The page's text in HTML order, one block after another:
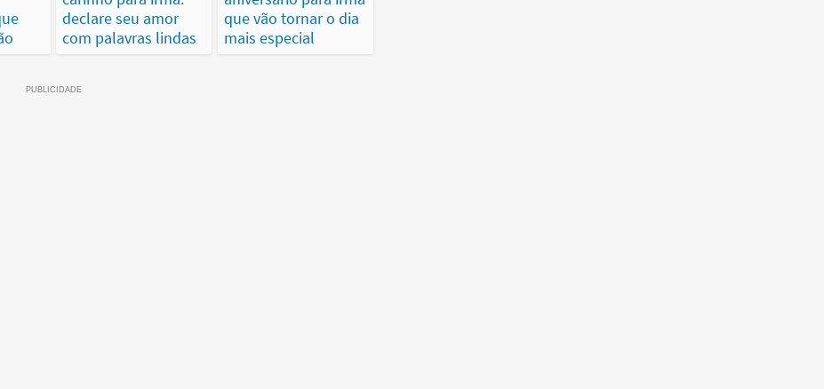
declare seu amor
com palavras lindas
que vão tornar o dia
mais especial